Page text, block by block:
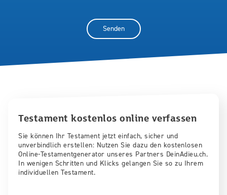
Testament kostenlos online verfassen
Sie können Ihr Testament jetzt einfach, sicher und
unverbindlich erstellen: Nutzen Sie dazu den kostenlosen
Online-Testamentgenerator unseres Partners DeinAdieu.ch.
In wenigen Schritten und Klicks gelangen Sie so zu Ihrem
individuellen Testament.